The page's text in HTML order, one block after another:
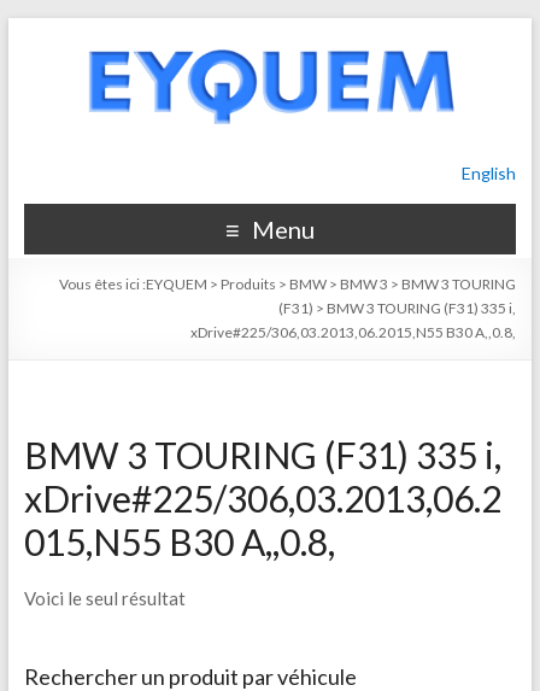
English
Menu
Vous êtes ici :EYQUEM > Produits > BMW > BMW 3 > BMW 3 TOURING
(F31) > BMW 3 TOURING (F31) 335 i,
xDrive#225/306,03.2013,06.2015,N55 B30 A,,0.8,
BMW 3 TOURING (F31) 335 i,
xDrive#225/306,03.2013,06.2
015,N55 B30 A,,0.8,
Voici le seul résultat
Rechercher un produit par véhicule